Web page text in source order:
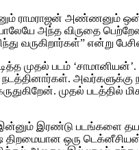
ராமராஜன் அண்ணனும்
அந்த விருதை
என்று
முதல் படம்
நடத்தினார்கள்.
முதல் படத்தில்
இரண்டு படங்களை
திறமையான ஒரு